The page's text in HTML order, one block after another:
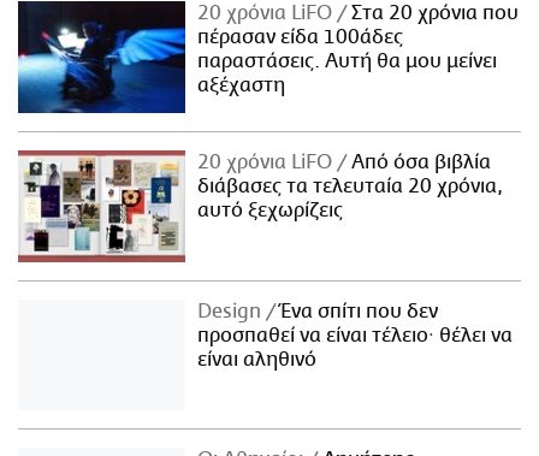
20 χρόνια LiFO
Στα 20 χρόνια που
πέρασαν είδα 100άδες
παραστάσεις. Αυτή θα μου μείνει
αξέχαστη
20 χρόνια LiFO
Από όσα βιβλία
διάβασες τα τελευταία 20 χρόνια,
αυτό ξεχωρίζεις
Design
Ένα σπίτι που δεν
προσπαθεί να είναι τέλειο· θέλει να
είναι αληθινό